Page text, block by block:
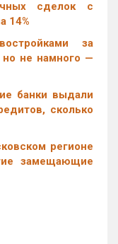
сделок с
14%
за
не намного —
банки выдали
сколько
регионе
замещающие